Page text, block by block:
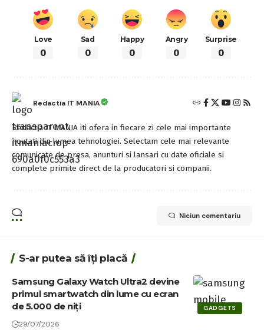
Love
0
Sad
0
Happy
0
Angry
0
Surprise
0
Redactia IT MANIA
Redactia IT MANIA iti ofera in fiecare zi cele mai importante
noutati din lumea tehnologiei. Selectam cele mai relevante
comunicate de presa, anunturi si lansari cu date oficiale si
complete primite direct de la producatori si companii.
Niciun comentariu
S-ar putea să îți placă
GADGETS
Samsung Galaxy Watch Ultra2 devine
primul smartwatch din lume cu ecran
de 5.000 de niți
29/07/2026